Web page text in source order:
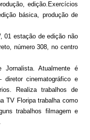
edição.Exercícios
básica, produção de
01 estação de edição não
número 308, no centro
Jornalista. Atualmente é
diretor cinematográfico e
Realiza trabalhos de
TV Floripa trabalha como
trabalhos filmagem e